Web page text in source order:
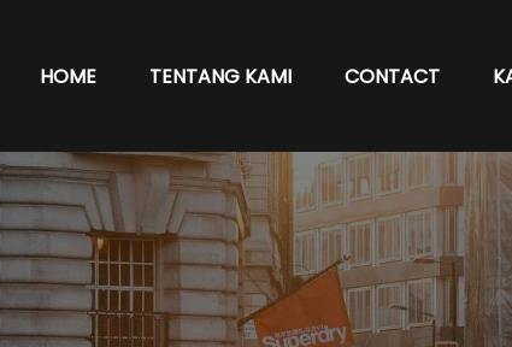
HOME TENTANG KAMI CONTACT